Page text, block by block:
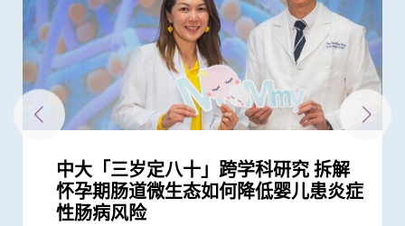
中大「三岁定八十」跨学科研究 拆解
怀孕期肠道微生态如何降低婴儿患炎症
性肠病风险
中大研究揭示未来十年香港每千人将有
一人患上炎症性肠病 医疗负担飙升至
每年逾四亿港元 情况急需正视
中大医学院研究指出优化肠道微生态有
望提升新冠疫苗安全及成效
研究
中大发现新冠患者的肠道内缺乏可调节
免疫力的益菌 八成新冠患者出现「长
新冠」症状 肠道微生态失衡成关键
四成港人肠道微生态失衡情况与新冠患
者类似 中大研发「微生态免疫力配
方」证有效促进新冠患者康复 有望提...
婴儿肠道菌群影响一生 中大团队研
「三岁定八十」之谜
研究
中大公布世界首个全球「炎症性肠病」
於本世纪发病率及流行率系统性回顾研
究 发现本港发病率於过去30年急升...
中大伙澳洲专家研究东半球炎症性肠病
获近年最大研究资助金额 势揭肠道微
生物群之谜
中大首创透过调节肠道菌群 成功纾缓
儿童焦虑及感官过敏症状
研究
中大与加拿大卡尔加里大学领导全球
「炎症性肠病」流行病学研究 建立炎
症性肠病四阶段演变模型 预测各地区...
中大研究指出过度清洁消毒增加湿疹等
过敏症风险
研究
中大利用肠道微生物辨别慢性肠道疾病
研究
中大研究揭示患妊娠糖尿病孕妇肠道微
生态改变 影响婴儿早期神经发育
研究
中大利用肠道微生物开发精准工具诊断
自闭症有助及早评估自闭风险 另一先
导临床研究显示调节肠道微生态可缓...
中大医学院大型临床研究证实口服微胶
囊活菌配方SIM01有效纾缓新冠后遗症
研究
中大崭新技术 以粪便细菌基因侦测大
肠癌及瘜肉复发 灵敏度逾九成
研究
中大全球首证新冠患者肠道微生态现失
衡状况 成功研发益生菌配方平衡肠道
微生态 有望增强免疫力
中大医学院两名杰出学者 获裘槎基金
会颁发「裘槎优秀医学科研者奖2020」
奖项及荣誉
香港和澳门的炎症性肠病新增个案高踞
亚太区首三位 中大成立资料库助市民
增加认知
中大黄秀娟教授获颁中国工程界最高荣
誉「光华工程科技奖」 成为今届医药
衞生领域唯一香港学者
中大研究揭示婴儿早期表观遗传改变及
肠道微生态 或影响日后脑部发展
研究
中大医学院推出「琢妍医学人才培育计
划」吸纳百位顶尖女性人才 善用香港
制度优势 打造国际女性医学科研人...
中大医学院研究指出肠道益菌产生的短
链脂肪酸 能提升免疫力对抗流感及其
他病毒感染
中大医学院开创儿童宏基因组组装基因
组数据库（MAGIC） 促进生命早期微
生物群研究
中大研究显示改善肠道微生态能缓解失
眠
研究
黄秀娟教授成为全国首位女性医生科学
家获选「新基石研究学者」其领导之新
基石科学实验室将拆解饮食如何影响...
中大医学院两学者当选欧洲科学院外籍
院士 成2024年「医学及兽医科学」仅
有来自香港的学者
中大研究证实其研发的口服微囊锁活菌
微生态配方SIM03 有效纾缓儿童湿疹
改善患者生活质素
中大医学院研发的SIM01微生态配方有
效纾缓新冠后遗症 研究结果刚发表於
国际权威医学期刊 《刺针传染病学》
中大医学院成功研发新技术MOZAIC提
升肠道微生物移植成效 与医管局合作
治疗难辨梭菌感染
中大医学院黄秀娟教授成香港首位医生
科学家获选为新基石研究员
奖项及荣誉
中大医学院发现可预测新冠疫苗长期药
效的肠道微生物和代谢物标记
研究
中大发现肠道微生态失衡是柏金逊病非
常早期的风险因素 有望为预防、介入
和治疗柏金逊及其他脑退化病带来新...
中大医学院肠胃科率领全球多国专家制
定临床指引 以「非入侵性生物标志
物」筛查大肠癌
中大医学院进行亚洲最大型长新冠研究
推算生殖系统徵状如性功能障碍困扰逾
40万港人
裘槎医学科学教授黄秀娟教授就职演
讲： 「众里寻『它』千百度」
奖项及荣誉
中大医学院、香港微生物菌群创新中心
及香港科技园公司合办「微生态峰会
2023」打造香港成亚太区肠道微生态...
大型临床研究证中大肠道微生态配方
(SIM01) 能减新冠及其他细菌和病毒感
染风险
中大医学院获医管局支持开展香港首个
大型长新冠研究 协助政府策划更全面
的长新冠医疗服务
中大医学院全球首证有「长新冠型肠道
微生态」利用肠道微生态可准确预测、
诊断及治疗「长新冠」
中大港大联合研究发现「青春双歧杆
菌」可加强新冠疫苗成效
研究
中大发现自闭症儿童肠道微生态发展迟
缓 粪便细菌基因可及早识别患者
研究
中大医学院研究指幼儿成为新冠病毒
「隐形传播者」的风险不容忽视 病毒
载量及带活性病毒的比例偏高 持续带...
中大证新冠婴孩患者粪便带病毒 可成
隐形传播者 成立新冠病毒检测中心 致
力为婴幼儿作粪便检测
中大成立亚洲首间「微生物移植及研究
中心」
研究
中大公布全球首个幽门螺旋菌流行病学
大型分析 揭全球44亿人感染 亚洲包括
香港逾半人口为带菌者
中大全球首项研究确认新大肠癌高风险
群组
研究
中大研究「肠道微生物移植」治疗难辨
梭菌感染 治愈率为传统抗生素治疗的3
倍